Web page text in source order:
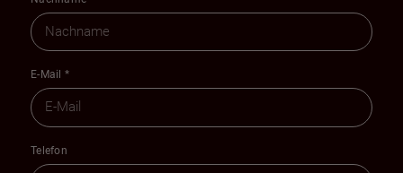
E-Mail *
Telefon